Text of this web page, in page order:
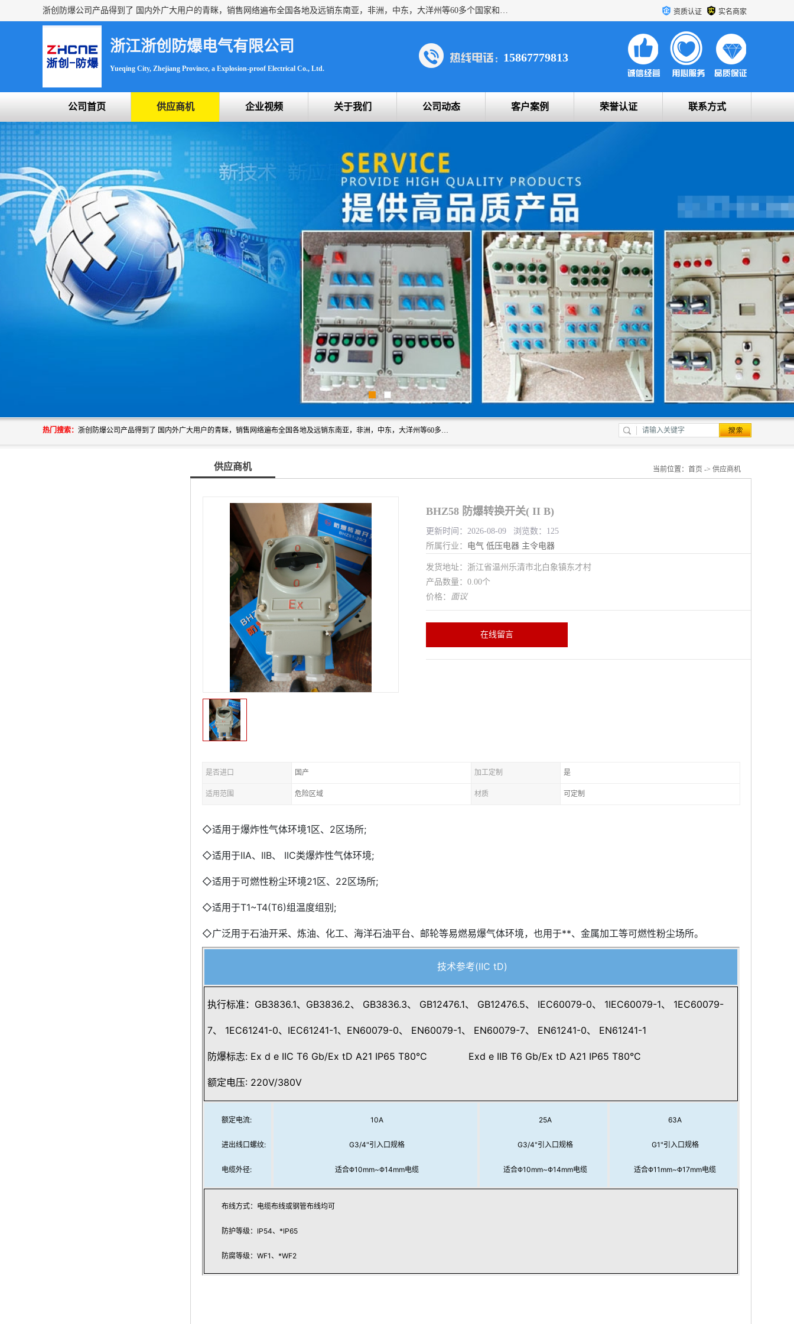
浙创防爆公司产品得到了 国内外广大用户的青眯，销售网络遍布全国各地及远销东南亚，非洲，中东，大洋州等60多个国家和地区，并初步建立起以中国大陆为总部的全球营销体系。 专业生产：防爆电气，BXMD系列防爆照明动力配电箱，BJX防爆接线箱，BKX防爆控制箱，防爆检修电源箱，防爆开关箱，不锈钢防爆箱，201/304/316不锈钢防爆配电箱系列， 防爆防腐系列，防爆防腐操作柱，防爆防腐控制箱 浙创防爆 资质认证 实名商家
浙江浙创防爆电气有限公司
Yueqing City, Zhejiang Province, a Explosion-proof Electrical Co., Ltd.
15867779813
公司首页 供应商机 企业视频 关于我们 公司动态 客户案例 荣誉认证 联系方式
热门搜索： 浙创防爆公司产品得到了 国内外广大用户的青眯，销售网络遍布全国各地及远销东南亚，非洲，中东，大洋州等60多个国家和地区，并初步建立起以中国大陆为总部的全球营销体系。 专业生产：防爆电气，BXMD系列防爆照明动力配电箱，BJX防爆接线箱，BKX防爆控制箱，防爆检修电源箱，防爆开关箱，不锈钢防爆箱，201/304/316不锈钢防爆配电箱系列， 防爆防腐系列，防爆防腐操作柱，防爆防腐控制箱 浙创防爆
供应商机 当前位置： 首页 -> 供应商机
BHZ58 防爆转换开关( II B)
更新时间：2026-08-09 浏览数：125
所属行业： 电气 低压电器 主令电器
发货地址：浙江省温州乐清市北白象镇东才村
产品数量：0.00个
价格： 面议
在线留言
是否进口 国产 加工定制 是
适用范围 危险区域 材质 可定制
◇适用于爆炸性气体环境1区、2区场所;
◇适用于IIA、IIB、 IIC类爆炸性气体环境;
◇适用于可燃性粉尘环境21区、22区场所;
◇适用于T1~T4(T6)组温度组别;
◇广泛用于石油开采、炼油、化工、海洋石油平台、邮轮等易燃易爆气体环境，也用于**、金属加工等可燃性粉尘场所。
技术参考(ⅡC tD)
执行标准：GB3836.1、GB3836.2、 GB3836.3、 GB12476.1、 GB12476.5、 IEC60079-0、 1IEC60079-1、 1EC60079-
7、 1EC61241-0、IEC61241-1、EN60079-0、 EN60079-1、 EN60079-7、 EN61241-0、 EN61241-1
防爆标志: Ex d e IIC T6 Gb/Ex tD A21 IP65 T80°C Exd e IIB T6 Gb/Ex tD A21 IP65 T80°C
额定电压: 220V/380V
额定电流:
进出线口螺纹:
电缆外径:
10A
G3/4"引入口规格
适合Φ10mm~Φ14mm电缆
25A
G3/4"引入口规格
适合Φ10mm~Φ14mm电缆
63A
G1"引入口规格
适合Φ11mm~Φ17mm电缆
布线方式：电缆布线或钢管布线均可
防护等级：IP54、*IP65
防腐等级：WF1、*WF2